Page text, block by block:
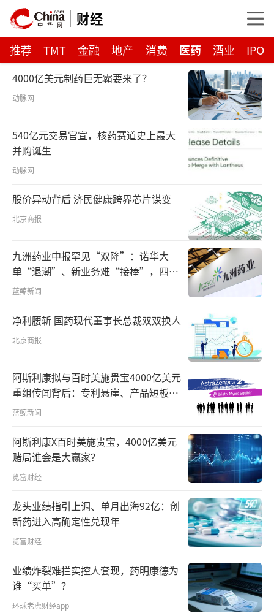
财经
推荐 TMT 金融 地产 消费 医药 酒业 IPO
4000亿美元制药巨无霸要来了？
动脉网
540亿元交易官宣，核药赛道史上最大
并购诞生
动脉网
股价异动背后 济民健康跨界芯片谋变
北京商报
九洲药业中报罕见“双降”：诺华大
单“退潮”、新业务难“接棒”，四大
难关待闯
蓝鲸新闻
净利腰斩 国药现代董事长总裁双双换人
北京商报
阿斯利康拟与百时美施贵宝4000亿美元
重组传闻背后：专利悬崖、产品短板倒
逼，AZ端反对声大
蓝鲸新闻
阿斯利康X百时美施贵宝，4000亿美元
赌局谁会是大赢家？
览富财经
龙头业绩指引上调、单月出海92亿：创
新药进入高确定性兑现年
览富财经
业绩炸裂难拦实控人套现，药明康德为
谁“买单”？
环球老虎财经app